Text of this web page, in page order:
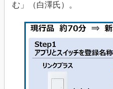
む」（白澤氏）。